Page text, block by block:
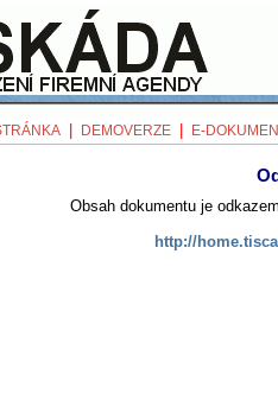
DEMOVERZE E-
Obsah dokumentu je
http://